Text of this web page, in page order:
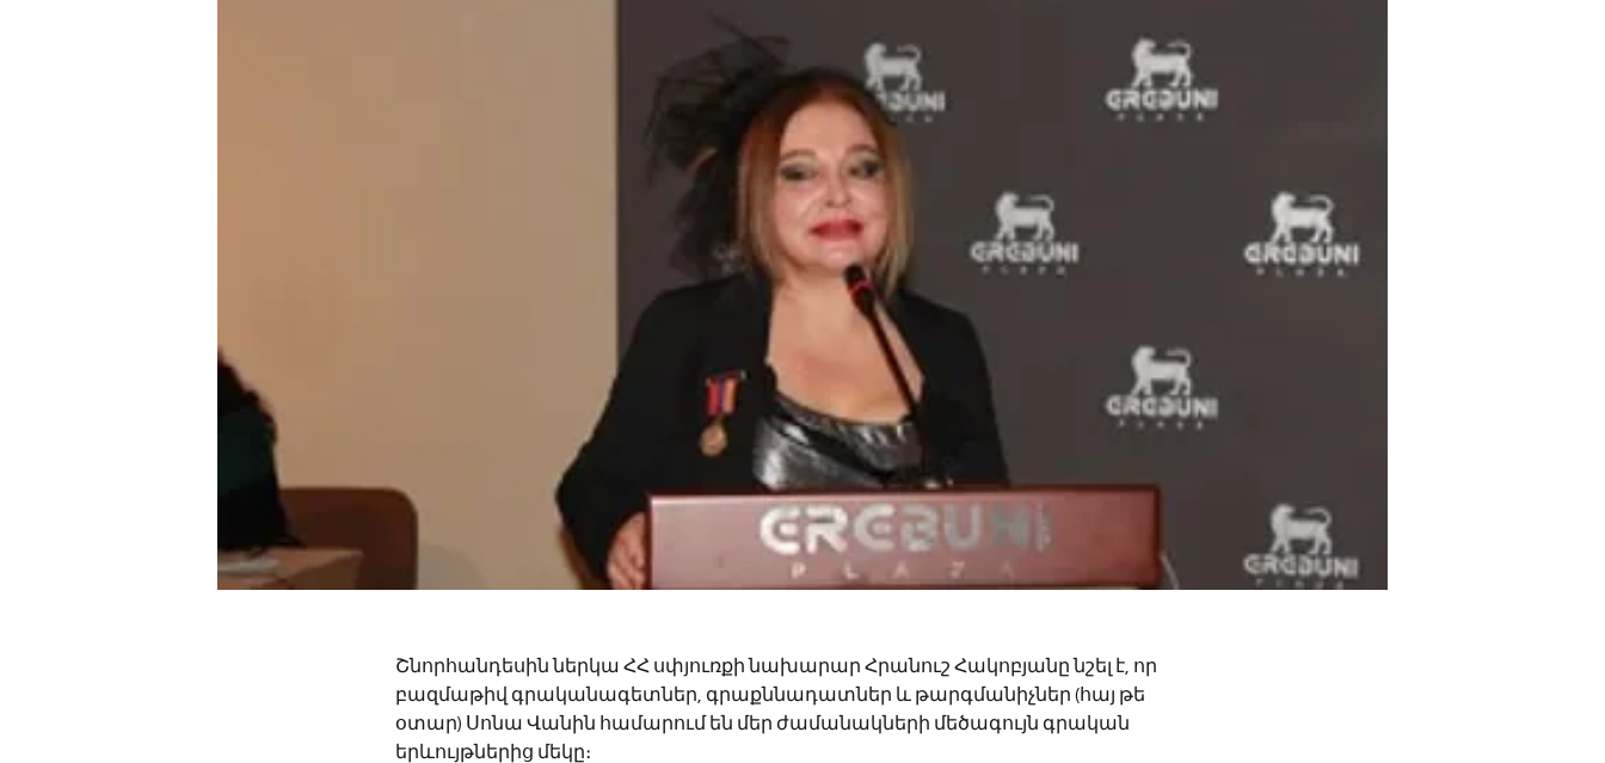
Շնորհանդեսին ներկա ՀՀ սփյուռքի նախարար Հրանուշ Հակոբյանը նշել է, որ
բազմաթիվ գրականագետներ, գրաքննադատներ և թարգմանիչներ (հայ թե
օտար) Սոնա Վանին համարում են մեր ժամանակների մեծագույն գրական
երևույթներից մեկը։